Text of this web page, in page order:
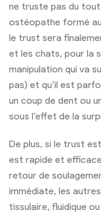
ne truste pas du
ostéopathe formé
le trust sera
et les chats, pour la
manipulation qui va
pas) et qu’il est
un coup de dent ou
sous l’effet de la
De plus, si le trust
est rapide et
retour de
immédiate, les
tissulaire, fluidique